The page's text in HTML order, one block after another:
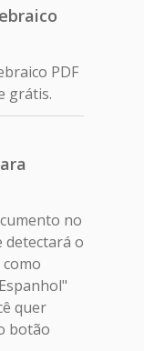
PDF
grátis.
no
o
quer
botão